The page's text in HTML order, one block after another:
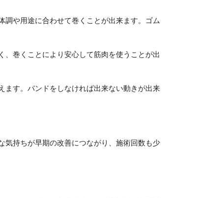
や用途に合わせて巻くことが出来ます。ゴム
巻くことにより安心して筋肉を使うことが出
す。バンドをしなければ出来ない動きが出来
持ちが早期の改善につながり、施術回数も少